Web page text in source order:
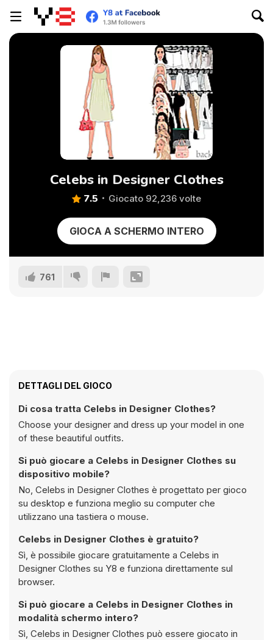
Celebs in Designer Clothes
7.5 Giocato 92,236 volte
GIOCA A SCHERMO INTERO
761
DETTAGLI DEL GIOCO
Di cosa tratta Celebs in Designer Clothes?
Choose your designer and dress up your model in one
of these beautiful outfits.
Si può giocare a Celebs in Designer Clothes su
dispositivo mobile?
No, Celebs in Designer Clothes è progettato per gioco
su desktop e funziona meglio su computer che
utilizzano una tastiera o mouse.
Celebs in Designer Clothes è gratuito?
Sì, è possibile giocare gratuitamente a Celebs in
Designer Clothes su Y8 e funziona direttamente sul
browser.
Si può giocare a Celebs in Designer Clothes in
modalità schermo intero?
Sì, Celebs in Designer Clothes può essere giocato in